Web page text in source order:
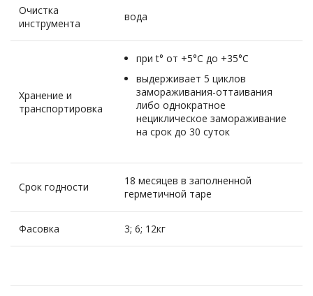
Очистка
инструмента
вода
Хранение и
транспортировка
при t° от +5°С до +35°С
выдерживает 5 циклов
замораживания-оттаивания
либо однократное
нециклическое замораживание
на срок до 30 суток
Срок годности
18 месяцев в заполненной
герметичной таре
Фасовка 3; 6; 12кг